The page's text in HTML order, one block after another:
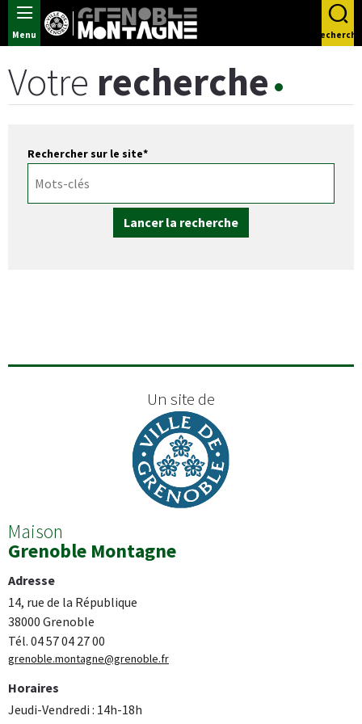
Panneau de gestion des cookies
Menu Recherche
Votre recherche
Rechercher sur le site*
Un site de
Maison
Grenoble Montagne
Adresse
14, rue de la République
38000 Grenoble
Tél. 04 57 04 27 00
grenoble.montagne@grenoble.fr
Horaires
Jeudi-Vendredi : 14h-18h